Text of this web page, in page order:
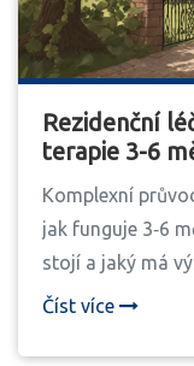
Rezidenční
terapie 3-6
Komplexní
jak funguje 3‑6
stojí a jaký má
Číst více